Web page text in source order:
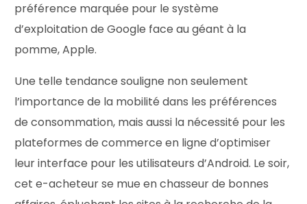
préférence marquée pour le système
d’exploitation de Google face au géant à la
pomme, Apple.
Une telle tendance souligne non seulement
l’importance de la mobilité dans les préférences
de consommation, mais aussi la nécessité pour les
plateformes de commerce en ligne d’optimiser
leur interface pour les utilisateurs d’Android. Le soir,
cet e-acheteur se mue en chasseur de bonnes